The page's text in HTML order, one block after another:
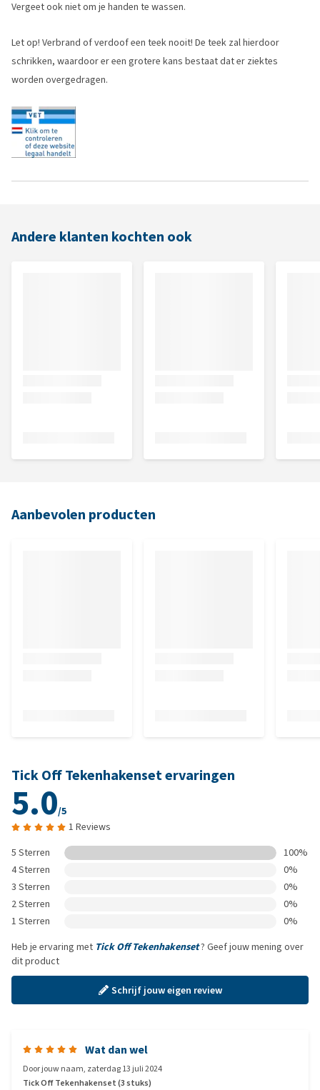
Vergeet ook niet om je handen te wassen.
Let op! Verbrand of verdoof een teek nooit! De teek zal hierdoor
schrikken, waardoor er een grotere kans bestaat dat er ziektes
worden overgedragen.
Andere klanten kochten ook
Aanbevolen producten
Tick Off Tekenhakenset ervaringen
5.0/5
1 Reviews
5 Sterren
100%
4 Sterren
0%
3 Sterren
0%
2 Sterren
0%
1 Sterren
0%
Heb je ervaring met Tick Off Tekenhakenset? Geef jouw mening over
dit product
Schrijf jouw eigen review
Wat dan wel
Doorjouw naam, zaterdag 13 juli 2024
Tick Off Tekenhakenset (3 stuks)